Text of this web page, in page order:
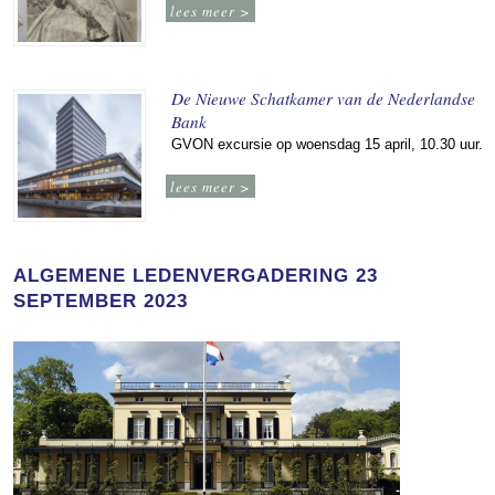
lees meer >
De Nieuwe Schatkamer van de Nederlandse
Bank
GVON excursie op woensdag 15 april, 10.30 uur.
lees meer >
ALGEMENE LEDENVERGADERING 23
SEPTEMBER 2023